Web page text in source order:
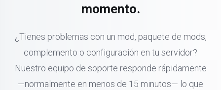
momento.
¿Tienes problemas con un mod, paquete de mods,
complemento o configuración en tu servidor?
Nuestro equipo de soporte responde rápidamente
—normalmente en menos de 15 minutos— lo que